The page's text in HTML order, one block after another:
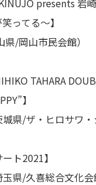
presents 岩崎
ってる～】
山市民会館）
TAHARA
】
・ヒロサワ・シ
2021】
久喜総合文化会